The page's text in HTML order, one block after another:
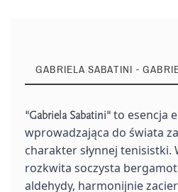
GABRIELA SABATINI -
"Gabriela Sabatini" to esencja
wprowadzająca do świata
charakter słynnej tenisistki.
rozkwita soczysta
aldehydy, harmonijnie